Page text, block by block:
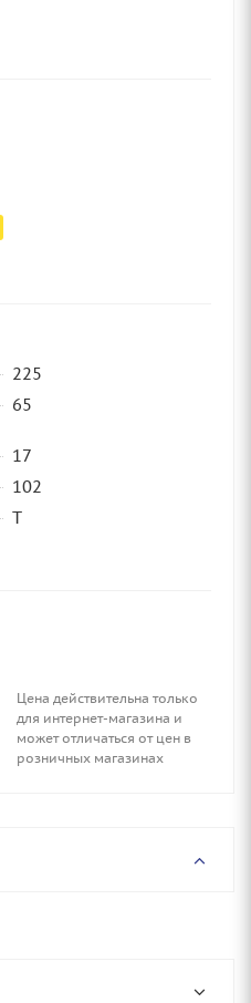
225
65
17
102
T
Цена действительна только
для интернет-магазина и
может отличаться от цен в
розничных магазинах